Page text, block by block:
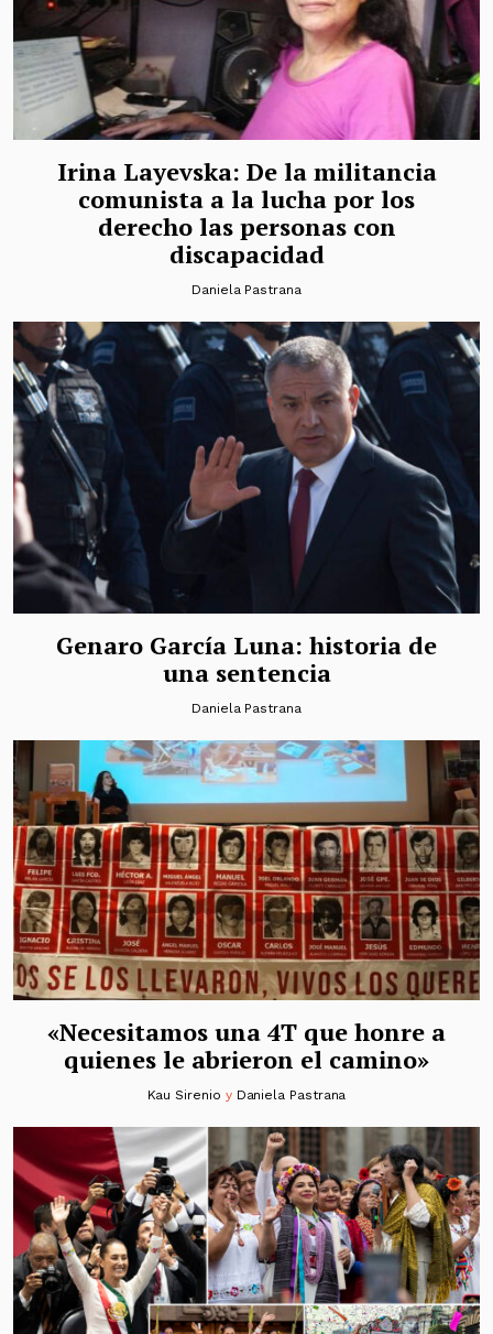
Irina Layevska: De la militancia
comunista a la lucha por los
derecho las personas con
discapacidad
Daniela Pastrana
Genaro García Luna: historia de
una sentencia
Daniela Pastrana
«Necesitamos una 4T que honre a
quienes le abrieron el camino»
Kau Sirenio y Daniela Pastrana